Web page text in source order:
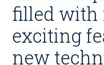
filled with
exciting
new